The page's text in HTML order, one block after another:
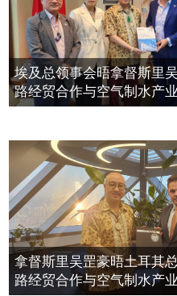
埃及总领事会晤拿督斯里
路经贸合作与空气制水产
拿督斯里吴罡豪晤土耳其
路经贸合作与空气制水产